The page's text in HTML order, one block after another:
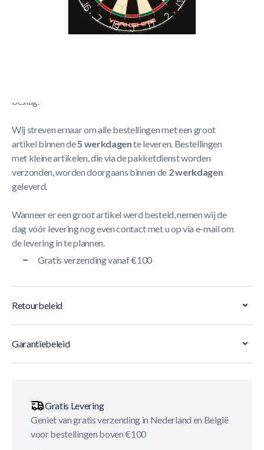
Korte Beschrijving
Meer Lezen
beslag.
Wij streven ernaar om alle bestellingen met een groot
artikel binnen de5 werkdagente leveren. Bestellingen
met kleine artikelen, die via de pakketdienst worden
verzonden, worden doorgaans binnen de 2 werkdagen
geleverd.
Wanneer er een groot artikel werd besteld, nemen wij de
dag vóór levering nog even contact met u op via e-mail om
de levering in te plannen.
Gratis verzending vanaf €100
Retourbeleid
Garantiebeleid
Gratis Levering
Geniet van gratis verzending in Nederland en België
voor bestellingen boven €100